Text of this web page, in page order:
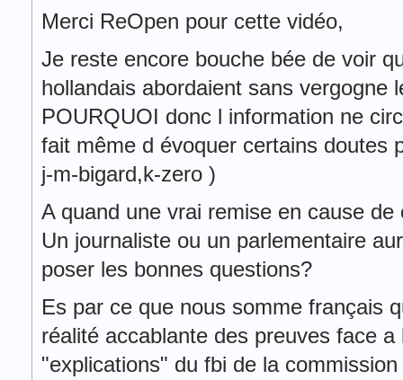
Merci ReOpen pour cette vidéo,
Je reste encore bouche bée de voir
hollandais abordaient sans vergogne
POURQUOI donc l information ne
fait même d évoquer certains doutes
j-m-bigard,k-zero )
A quand une vrai remise en cause
Un journaliste ou un parlementaire
poser les bonnes questions?
Es par ce que nous somme français
réalité accablante des preuves face
"explications" du fbi de la